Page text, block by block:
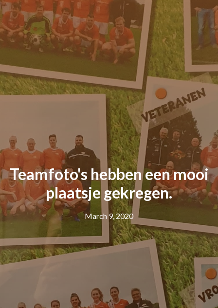
Teamfoto's hebben een mooi
plaatsje gekregen.
March 9, 2020